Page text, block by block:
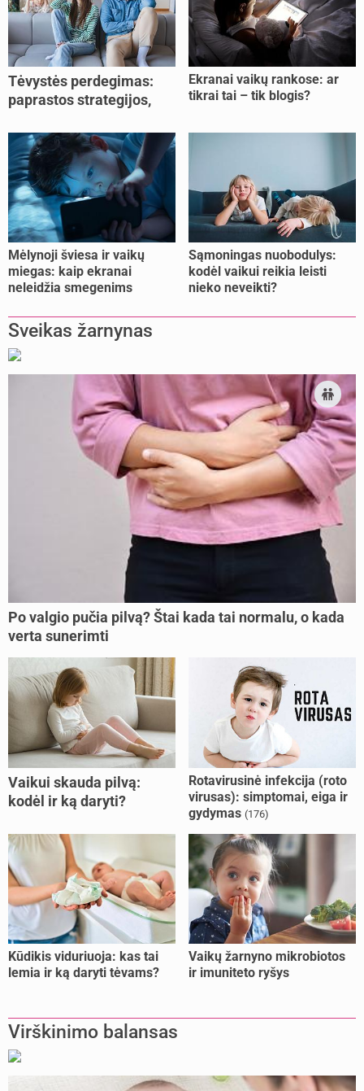
Tėvystės perdegimas:
paprastos strategijos,
jėgas
Ekranai vaikų rankose: ar
tikrai tai – tik blogis?
Mėlynoji šviesa ir vaikų
miegas: kaip ekranai
neleidžia smegenims
Sąmoningas nuobodulys:
kodėl vaikui reikia leisti
nieko neveikti?
Sveikas žarnynas
Po valgio pučia pilvą? Štai kada tai normalu, o kada
verta sunerimti
Vaikui skauda pilvą:
kodėl ir ką daryti?
Rotavirusinė infekcija (roto
virusas): simptomai, eiga ir
gydymas (176)
Kūdikis viduriuoja: kas tai
lemia ir ką daryti tėvams?
Vaikų žarnyno mikrobiotos
ir imuniteto ryšys
Virškinimo balansas